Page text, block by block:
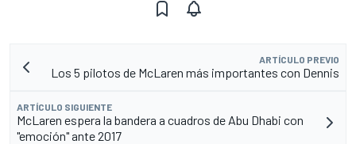
ARTÍCULO PREVIO
Los 5 pilotos de McLaren más importantes con Dennis
ARTÍCULO SIGUIENTE
McLaren espera la bandera a cuadros de Abu Dhabi con
"emoción" ante 2017